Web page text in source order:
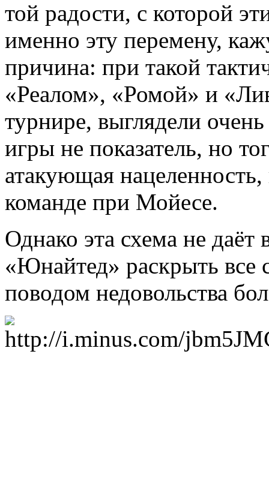
той радости, с которой
именно эту перемену,
причина: при такой
«Реалом», «Ромой» и
турнире, выглядели
игры не показатель, но
атакующая
команде при Мойесе.
Однако эта схема не
«Юнайтед» раскрыть все
поводом недовольства